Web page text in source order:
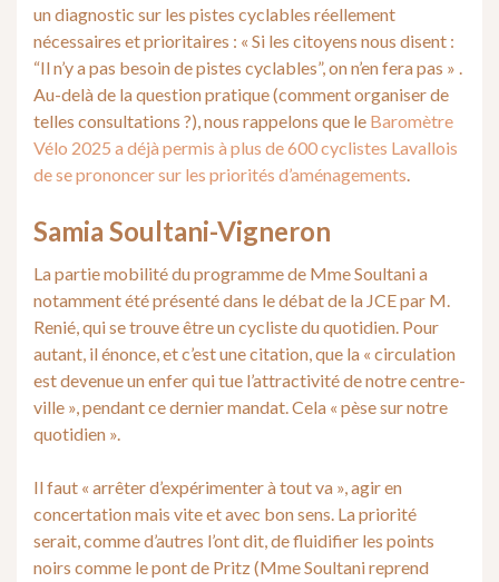
un diagnostic sur les pistes cyclables réellement
nécessaires et prioritaires : « Si les citoyens nous disent :
“Il n’y a pas besoin de pistes cyclables”, on n’en fera pas » .
Au-delà de la question pratique (comment organiser de
telles consultations ?), nous rappelons que le Baromètre
Vélo 2025 a déjà permis à plus de 600 cyclistes Lavallois
de se prononcer sur les priorités d’aménagements.
Samia Soultani-Vigneron
La partie mobilité du programme de Mme Soultani a
notamment été présenté dans le débat de la JCE par M.
Renié, qui se trouve être un cycliste du quotidien. Pour
autant, il énonce, et c’est une citation, que la « circulation
est devenue un enfer qui tue l’attractivité de notre centre-
ville », pendant ce dernier mandat. Cela « pèse sur notre
quotidien ».
Il faut « arrêter d’expérimenter à tout va », agir en
concertation mais vite et avec bon sens. La priorité
serait, comme d’autres l’ont dit, de fluidifier les points
noirs comme le pont de Pritz (Mme Soultani reprend